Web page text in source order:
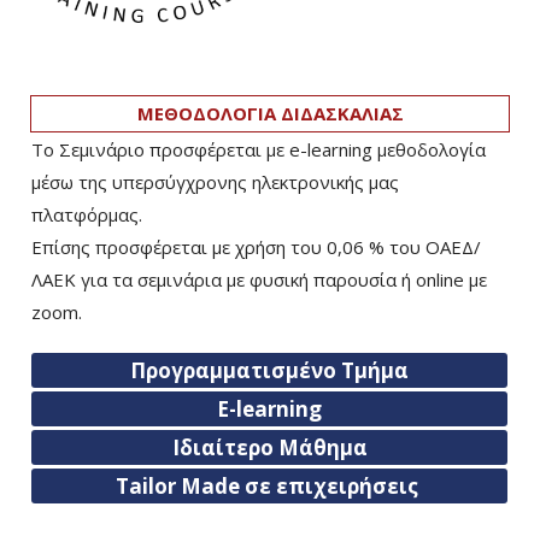
ΜΕΘΟΔΟΛΟΓΙΑ ΔΙΔΑΣΚΑΛΙΑΣ
Το Σεμινάριο προσφέρεται με e-learning μεθοδολογία
μέσω της υπερσύγχρονης ηλεκτρονικής μας
πλατφόρμας.
Επίσης προσφέρεται με χρήση του 0,06 % του ΟΑΕΔ/
ΛΑΕΚ για τα σεμινάρια με φυσική παρουσία ή online με
zoom.
Προγραμματισμένο Τμήμα
E-learning
Ιδιαίτερο Μάθημα
Tailor Made σε επιχειρήσεις